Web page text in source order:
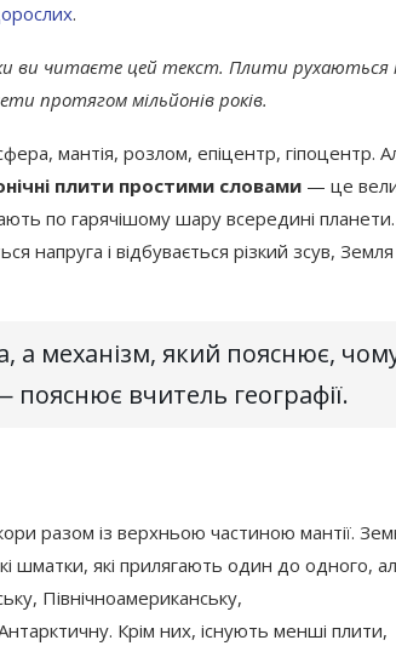
.
ви читаєте цей текст. Плити рухаються
протягом мільйонів років.
мантія, розлом, епіцентр, гіпоцентр.
плити простими словами — це
по гарячішому шару всередині планети.
напруга і відбувається різкий зсув, Земля
а механізм, який пояснює,
вчитель географії.
разом із верхньою частиною мантії.
шматки, які прилягають один до одного,
Північноамериканську,
Крім них, існують менші плити,